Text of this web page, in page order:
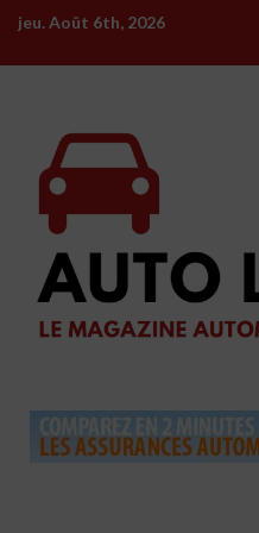
Skip
content
jeu. Août 6th, 2026